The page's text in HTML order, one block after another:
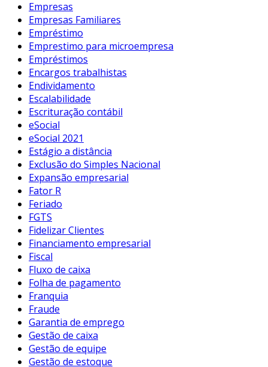
Empresas
Empresas Familiares
Empréstimo
Emprestimo para microempresa
Empréstimos
Encargos trabalhistas
Endividamento
Escalabilidade
Escrituração contábil
eSocial
eSocial 2021
Estágio a distância
Exclusão do Simples Nacional
Expansão empresarial
Fator R
Feriado
FGTS
Fidelizar Clientes
Financiamento empresarial
Fiscal
Fluxo de caixa
Folha de pagamento
Franquia
Fraude
Garantia de emprego
Gestão de caixa
Gestão de equipe
Gestão de estoque